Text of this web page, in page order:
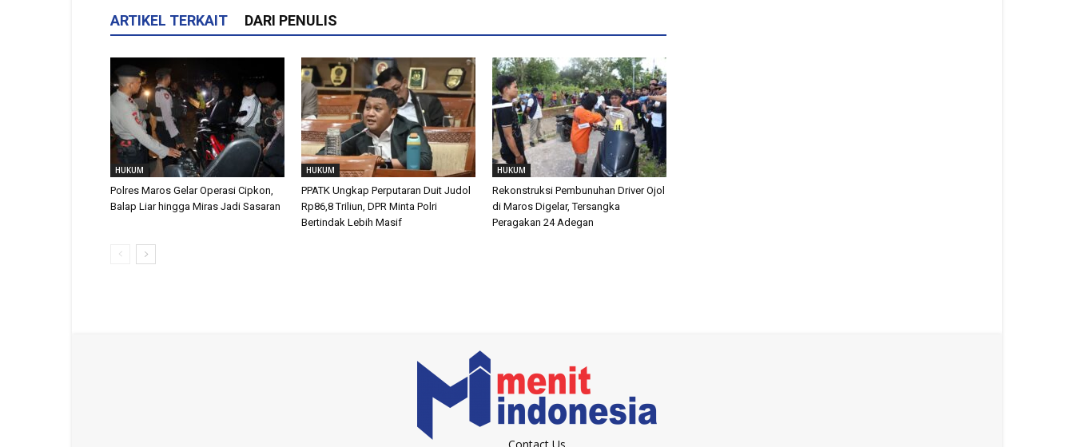
ARTIKEL TERKAIT DARI PENULIS
HUKUM
Polres Maros Gelar Operasi Cipkon,
Balap Liar hingga Miras Jadi Sasaran
HUKUM
PPATK Ungkap Perputaran Duit Judol
Rp86,8 Triliun, DPR Minta Polri
Bertindak Lebih Masif
HUKUM
Rekonstruksi Pembunuhan Driver Ojol
di Maros Digelar, Tersangka
Peragakan 24 Adegan